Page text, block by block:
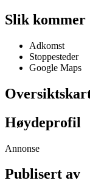
Slik kommer
Adkomst
Stoppesteder
Google Maps
Høydeprofil
Annonse
Publisert av